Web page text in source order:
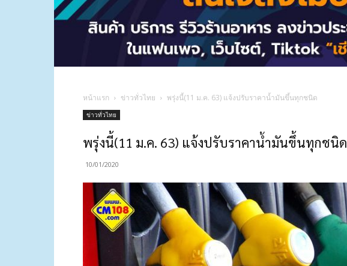
หน้าแรก ข่าวทั่วไทย พรุ่งนี้(11 ม.ค. 63) แจ้งปรับราคาน้ำมันขึ้นทุกชนิด
ข่าวทั่วไทย
พรุ่งนี้(11 ม.ค. 63) แจ้งปรับราคาน้ำมันขึ้นทุกชนิด
10/01/2020